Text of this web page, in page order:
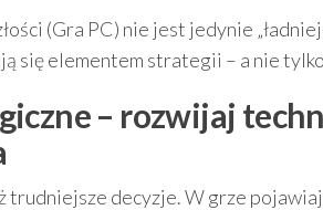
(Gra PC) nie jest jedynie
się elementem strategii – a nie
– rozwijaj
trudniejsze decyzje. W grze